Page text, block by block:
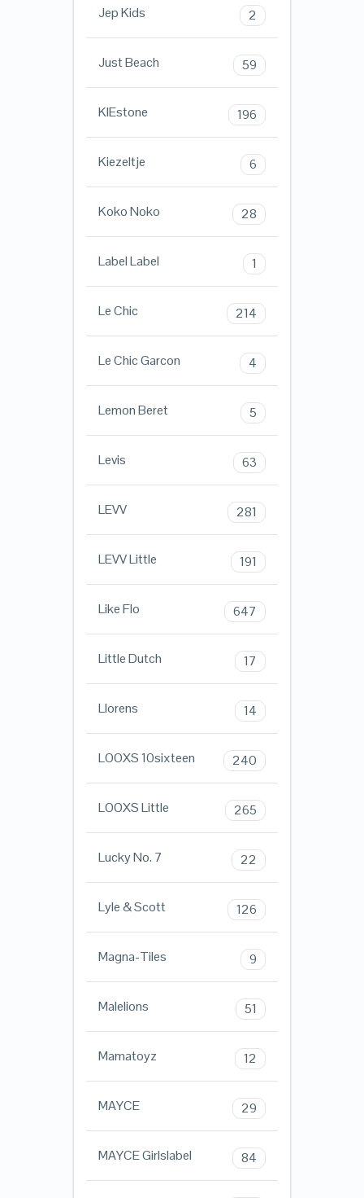
Jep Kids 2
Just Beach 59
KIEstone 196
Kiezeltje 6
Koko Noko 28
Label Label 1
Le Chic 214
Le Chic Garcon 4
Lemon Beret 5
Levis 63
LEVV 281
LEVV Little 191
Like Flo 647
Little Dutch 17
Llorens 14
LOOXS 10sixteen 240
LOOXS Little 265
Lucky No. 7 22
Lyle & Scott 126
Magna-Tiles 9
Malelions 51
Mamatoyz 12
MAYCE 29
MAYCE Girlslabel 84